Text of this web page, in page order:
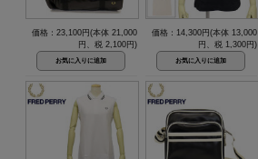
価格：23,100円(本体 21,000
円、税 2,100円)
価格：14,300円(本体 13,000
円、税 1,300円)